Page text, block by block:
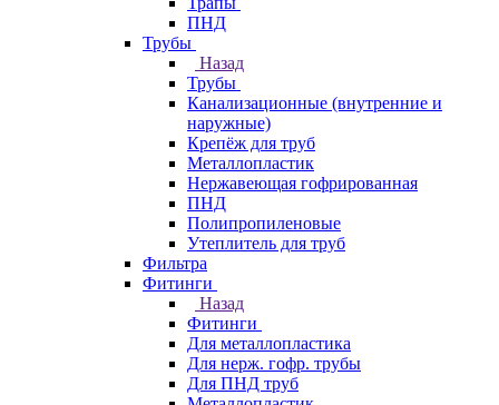
ПНД
Трубы
Назад
Трубы
Канализационные (внутренние и
наружные)
Крепёж для труб
Металлопластик
Нержавеющая гофрированная
ПНД
Полипропиленовые
Утеплитель для труб
Фильтра
Фитинги
Назад
Фитинги
Для металлопластика
Для нерж. гофр. трубы
Для ПНД труб